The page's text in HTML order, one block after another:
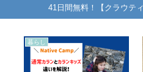
41日間無料！【クラウテ
子育て